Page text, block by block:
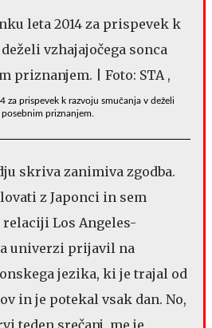
za prispevek k razvoju smučanja v deželi
priznanjem.
skriva zanimiva zgodba.
z Japonci in sem
Los Angeles-
univerzi prijavil na
jezika, ki je trajal od
in je potekal vsak dan. No,
teden srečanj, me je